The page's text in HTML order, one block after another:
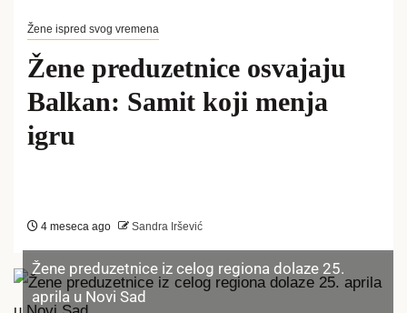
Žene ispred svog vremena
Žene preduzetnice osvajaju
Balkan: Samit koji menja
igru
4 meseca ago Sandra Iršević
Žene preduzetnice iz celog regiona dolaze 25.
aprila u Novi Sad